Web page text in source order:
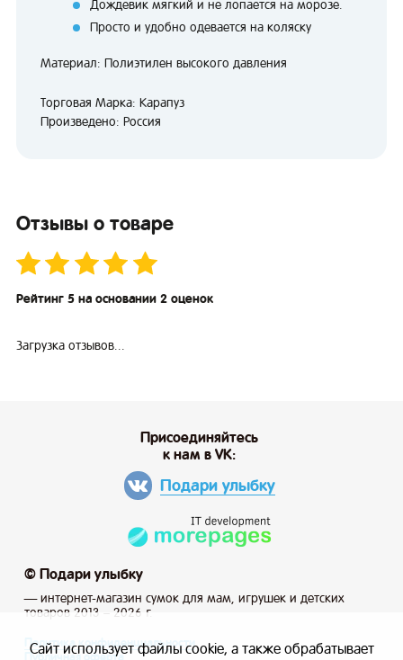
Дождевик мягкий и не лопается на морозе.
Просто и удобно одевается на коляску
Материал: Полиэтилен высокого давления
Торговая Марка: Карапуз
Произведено: Россия
Отзывы о товаре
Рейтинг 5 на основании 2 оценок
Загрузка отзывов...
© Подари улыбку
— интернет-магазин сумок для мам, игрушек и детских
товаров 2013 – 2026 г.
Присоединяйтесь
к нам в VK:
Подари улыбку
Политика конфиденциальности
Публичная оферта
Сайт использует файлы cookie, а также обрабатывает